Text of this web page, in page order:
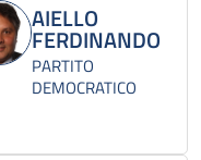
AIELLO
FERDINANDO
PARTITO
DEMOCRATICO